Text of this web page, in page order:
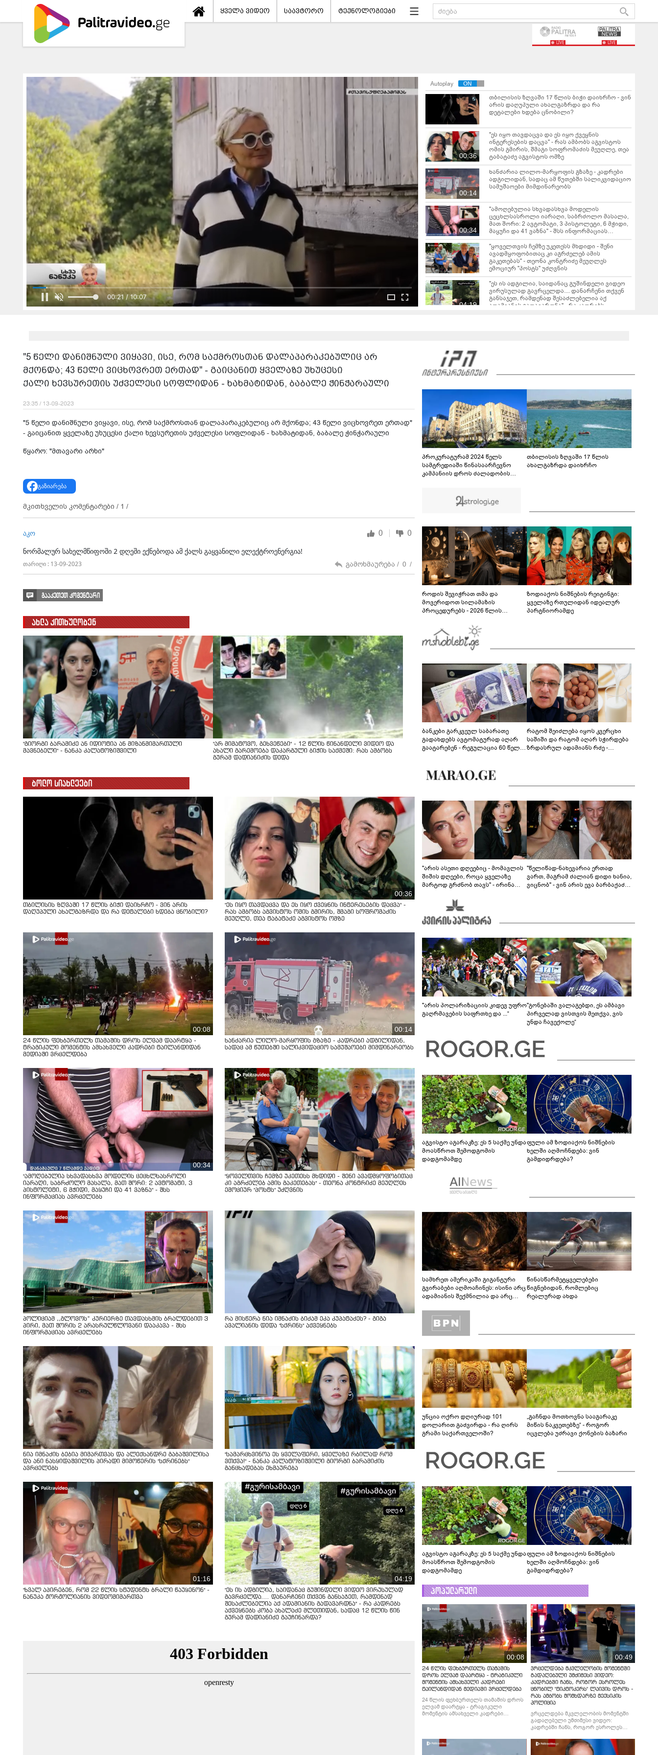
ყველა ვიდეო საავტორო ტექნოლოგიები
LIVE LIVE
00:23 / 10:07
Autoplay
თბილისის ზღვაში 17 წლის ბიჭი დაიხრჩო - ვინ
არის დაღუპული ახალგაზრდა და რა
დეტალები ხდება ცნობილი?
00:36
"ეს იყო თავდაცვა და ეს იყო ქვეყნის
ინტერესების დაცვა" - რას ამბობს აგვისტოს
ომის გმირის, შმაგი სოფრომაძის მეუღლე, თეა
ტაბატაძე აგვისტოს ომზე
00:14
ხანძარია ლილო-მარყოფის გზაზე - კადრები
ადგილიდან, სადაც ამ წუთებში სალიკვიდაციო
სამუშაოები მიმდინარეობს
00:34
"ამოღებულია სხვადასხვა მოდელის
ცეცხლსასროლი იარაღი, საბრძოლო მასალა,
მათ შორი: 2 ავტომატი, 3 პისტოლეტი, 6 მჭიდი,
მაყუჩი და 41 ვაზნა" - შსს ინფორმაციას
ავრცელებს
"ყოველთვის ჩემზე უკეთესს მხდიდი - შენი
ავადმყოფობითაც კი აგრძელებ ამის
გაკეთებას" - თეონა კონტრიძე მეუღლეს
ემოციურ "პოსტს" უძღვნის
04:19
"ეს ის ადგილია, საიდანაც გუშინდელი ვიდეო
ვირუსულად გავრცელდა.... დანარჩენი თქვენ
განსაჯეთ, რამდენად შესაძლებელია აქ
ადამიანის გადავარდნა" - რა კადრებს
დვალიშვილი, რომელზეც
06:52
ბევრს გაინტერესებთ, როგორია იქაურობა
დღეს" - რა ვიდეო ვრცელდება სოციალურ
ქსელში?
00:20
"ზღვამ კიდევ ერთი ჭურვი გამორიყა" - რა
კადრები ვრცელდება სოციალურ ქსელში?
"5 წელი დანიშნული ვიყავი, ისე, რომ საქმროსთან დალაპარაკებულიც არ
მქონდა; 43 წელი ვიცხოვრეთ ერთად" - გაიცანით ყველაზე უხუცესი
ქალი ხევსურეთის უძველესი სოფლიდან - ხახმატიდან, ბაბალე ჭინჭარაული
23:35 / 13-09-2023
"5 წელი დანიშნული ვიყავი, ისე, რომ საქმროსთან დალაპარაკებულიც არ მქონდა; 43 წელი ვიცხოვრეთ ერთად"
- გაიცანით ყველაზე უხუცესი ქალი ხევსურეთის უძველესი სოფლიდან - ხახმატიდან, ბაბალე ჭინჭარაული
წყარო: "მთავარი არხი"
გაზიარება
მკითხველის კომენტარები / 1 /
აკო 0 0
ნორმალურ სახელმწიფოში 2 დღეში ექნებოდა ამ ქალს გაყვანილი ელექტროენერგია!
თარიღი : 13-09-2023 გამოხმაურება / 0 /
გააკეთეთ კომენტარი
ახლა კითხულობენ
"გიორგი ბარამიძე ან იდიოტია ან მიზანმიმართული
მავნებელი" - ნანკა კალატოზიშვილი
"არ მიმატოვო, გეხვეწები" - 12 წლის წინანდელი ვიდეო და
ახალი გარემოება დაკარგული ბიჭის საქმეში: რას ამბობს
გურამ დადიანიძის დედა
ბოლო სიახლეები
თბილისის ზღვაში 17 წლის ბიჭი დაიხრჩო - ვინ არის
დაღუპული ახალგაზრდა და რა დეტალები ხდება ცნობილი?
00:36
"ეს იყო თავდაცვა და ეს იყო ქვეყნის ინტერესების დაცვა" -
რას ამბობს აგვისტოს ომის გმირის, შმაგი სოფრომაძის
მეუღლე, თეა ტაბატაძე აგვისტოს ომზე
00:08
24 წლის ფეხბურთელს თამაშის დროს ელვამ დაარტყა -
ტრაგიკული მომენტის ამსახველი კადრები ტაილანდიდან
მედიაში ვრცელდება
00:14
ხანძარია ლილო-მარყოფის გზაზე - კადრები ადგილიდან,
სადაც ამ წუთებში სალიკვიდაციო სამუშაოები მიმდინარეობს
00:34
"ამოღებულია სხვადასხვა მოდელის ცეცხლსასროლი
იარაღი, საბრძოლო მასალა, მათ შორი: 2 ავტომატი, 3
პისტოლეტი, 6 მჭიდი, მაყუჩი და 41 ვაზნა" - შსს
ინფორმაციას ავრცელებს
"ყოველთვის ჩემზე უკეთესს მხდიდი - შენი ავადმყოფობითაც
კი აგრძელებ ამის გაკეთებას" - თეონა კონტრიძე მეუღლეს
ემოციურ "პოსტს" უძღვნის
პოლიციამ ,,გლოვოს” კურიერზე თავდასხმის ბრალდებით 3
პირი, მათ შორის 2 არასრულწლოვანი დააკავა - შსს
ინფორმაციას ავრცელებს
რა მისწერა ნია იმნაძის ბიძამ ეკა კუპატაძეს? - გიგა
ავალიანის დედა "სქრინს" აქვეყნებს
ნია იმნაძის ბებია მიმართვას და ალექსანდრე გაბაშვილისა
და ანი ნასყიდაშვილის პირადი მიმოწერის "სქრინებს"
ავრცელებს
"სა­მარ­ცხვი­ნოა ეს ყვე­ლა­ფე­რი, ყვე­ლა­ზე რბი­ლად რომ
ვთქვა!" - ნანკა კალატოზიშვილი გიორგი ბარამიძის
განცხადებას ეხმაურება
01:16
"ხვალ აპირებენ, რომ 22 წლის სტუდენტს ბრალი წაუყენონ" -
ნანუკა ჟორჟოლიანის ვიდეომიმართვა
04:19
"ეს ის ადგილია, საიდანაც გუშინდელი ვიდეო ვირუსულად
გავრცელდა.... დანარჩენი თქვენ განსაჯეთ, რამდენად
შესაძლებელია აქ ადამიანის გადავარდნა" - რა კადრებს
აქვეყნებს კობა ახალაძე მლეთიდან, სადაც 12 წლის წინ
გურამ დადიანიძე გაუჩინარდა?
პროკურატურამ 2024 წელს
სამტრედიაში წინასაარჩევნო
კამპანიის დროს ძალადობის
ბრალდება წარუდგინა
თბილისის ზღვაში 17 წლის
ახალგაზრდა დაიხრჩო
როდის შევიჭრათ თმა და
მოვერიდოთ სილამაზის
პროცედურებს - 2026 წლის
გზამკვლევი
ზოდიაქოს ნიშნების რეიტინგი:
ყველაზე რთულიდან იდეალურ
პარტნიორამდე
ბანკები გარკვეულ საბარათე
გადახდებს ავტომატურად აღარ
გაატარებენ - რეგულაცია 60 წელს
რატომ შეიძლება იყოს კვერცხი
საშიში და რატომ აღარ სჭირდება
ზრდასრულ ადამიანს რძე -
"არის ასეთი დღეებიც - მომავლის
შიშის დღეები, როცა ყველაზე
მარტოდ გრძნობ თავს" - ირინა
"წელიწად-ნახევარია ერთად
ვართ, მაგრამ ძალიან დიდი ხანია,
ვიცნობ" - ვინ არის ევა ბარბაქაძის
"არის პოლარიზაციის კიდევ უფრო
გაღრმავების საფრთხე და ...“
"გონებაში ვალაგებდი, ეს ამბავი
პირველად ვისთვის მეთქვა, ვის
უნდა ჩავექოლე“
აგვისტო აგარაკზე: ეს 5 საქმე უნდა
მოასწროთ შემოდგომის
დადგომამდე
ფული ამ ზოდიაქოს ნიშნების
ხელში აღმოჩნდება: ვინ
გამდიდრდება?
სამხრეთ ამერიკაში გიგანტური
გვირაბები აღმოაჩინეს: ისინი არც
ადამიანის შექმნილია და არც
ლაბირინთები?
წინასწარმეტყველებები
წიგნებიდან, რომლებიც
რეალურად ახდა
უნცია ოქრო დღიურად 101
დოლარით გაძვირდა - რა ღირს
გრამი საქართველოში?
„გაჩნდა მოთხოვნა სააგარაკე
მიწის ნაკვეთებზე“ - როგორ
იცვლება უძრავი ქონების ბაზარი
აგვისტო აგარაკზე: ეს 5 საქმე უნდა
მოასწროთ შემოდგომის
დადგომამდე
ფული ამ ზოდიაქოს ნიშნების
ხელში აღმოჩნდება: ვინ
გამდიდრდება?
პოპულარული
00:08
24 წლის ფეხბურთელს თამაშის
დროს ელვამ დაარტყა - ტრაგიკული
მომენტის ამსახველი კადრები
ტაილანდიდან მედიაში ვრცელდება
24 წლის ფეხბურთელს თამაშის დროს
ელვამ დაარტყა - ტრაგიკული
მომენტის ამსახველი კადრები
00:49
ვრცელდება მკვლელობის მომენტში
გადაღებული უმძიმესი ვიდეო:
კადრებში ჩანს, როგორ ესროლეს
ცნობილ "ტიკტოკერს" ლაივის დროს -
რას ამბობს მომხდარზე მექსიკის
პოლიცია
ვრცელდება მკვლელობის მომენტში
გადაღებული უმძიმესი ვიდეო:
კადრებში ჩანს, როგორ ესროლეს
რას ამბობს მომხდარზე მექსიკის
პოლიცია